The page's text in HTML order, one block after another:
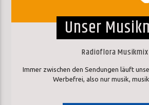
Unser
Radioflora Musikmix
Immer zwischen den Sendungen läuft
Werbefrei, also nur musik,